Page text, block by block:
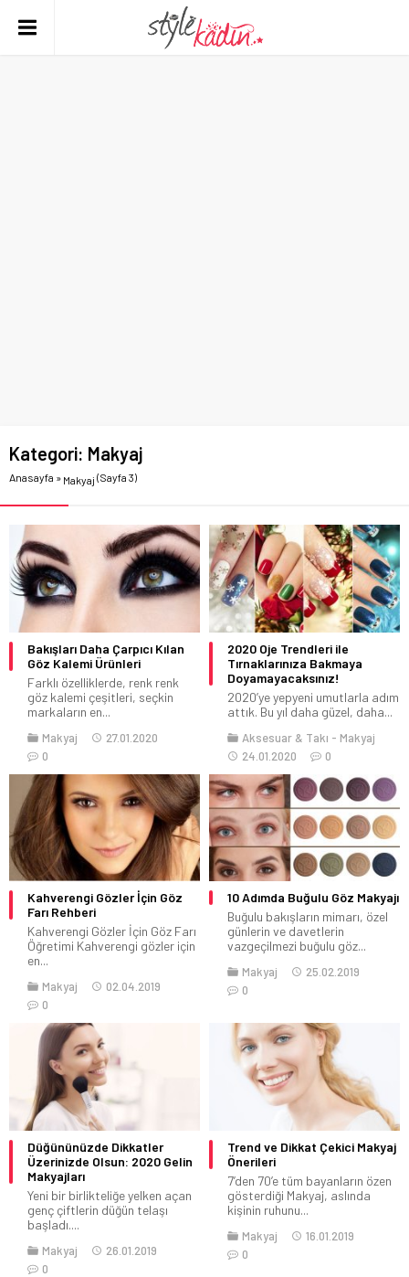
Kategori: Makyaj
Anasayfa » Makyaj (Sayfa 3)
Bakışları Daha Çarpıcı Kılan
Göz Kalemi Ürünleri
Farklı özelliklerde, renk renk
göz kalemi çeşitleri, seçkin
markaların en...
Makyaj
27.01.2020
0
2020 Oje Trendleri ile
Tırnaklarınıza Bakmaya
Doyamayacaksınız!
2020’ye yepyeni umutlarla adım
attık. Bu yıl daha güzel, daha...
Aksesuar & Takı
Makyaj
24.01.2020
0
Kahverengi Gözler İçin Göz
Farı Rehberi
Kahverengi Gözler İçin Göz Farı
Öğretimi Kahverengi gözler için
en...
Makyaj
02.04.2019
0
10 Adımda Buğulu Göz Makyajı
Buğulu bakışların mimarı, özel
günlerin ve davetlerin
vazgeçilmezi buğulu göz...
Makyaj
25.02.2019
0
Düğününüzde Dikkatler
Üzerinizde Olsun: 2020 Gelin
Makyajları
Yeni bir birlikteliğe yelken açan
genç çiftlerin düğün telaşı
başladı....
Makyaj
26.01.2019
0
Trend ve Dikkat Çekici Makyaj
Önerileri
7’den 70’e tüm bayanların özen
gösterdiği Makyaj, aslında
kişinin ruhunu...
Makyaj
16.01.2019
0